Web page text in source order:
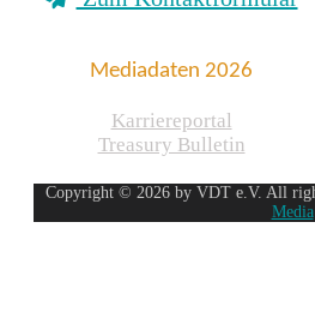
Mediadaten 2026
Karriereportal
Treasury Bulletin
Copyright © 2026 by VDT e.V. All
Media